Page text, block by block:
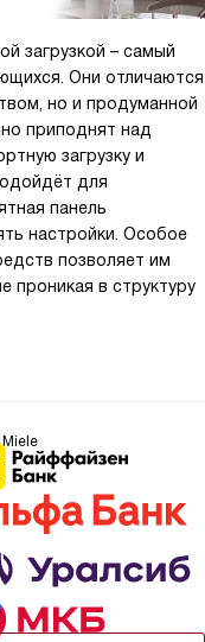
загрузкой – самый
Они отличаются
но и продуманной
приподнят над
загрузку и
для
панель
настройки. Особое
позволяет им
проникая в структуру